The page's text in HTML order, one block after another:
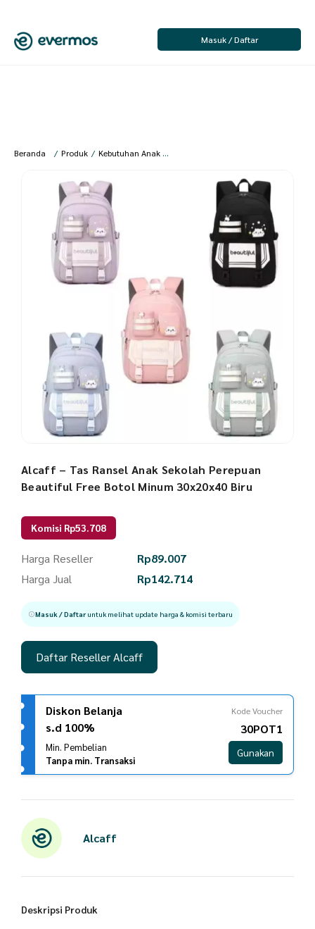
Masuk / Daftar
Beranda / Produk / Kebutuhan Anak & Bayi
Alcaff – Tas Ransel Anak Sekolah Perepuan
Beautiful Free Botol Minum 30x20x40 Biru
Komisi Rp53.708
Harga Reseller Rp89.007
Harga Jual
Rp142.714
Masuk / Daftaruntuk melihat update harga & komisi terbaru
Daftar Reseller Alcaff
Diskon Belanja
s.d 100%
Min. Pembelian
Tanpa min. Transaksi
Kode Voucher
30POT1
Gunakan
Alcaff
Deskripsi Produk